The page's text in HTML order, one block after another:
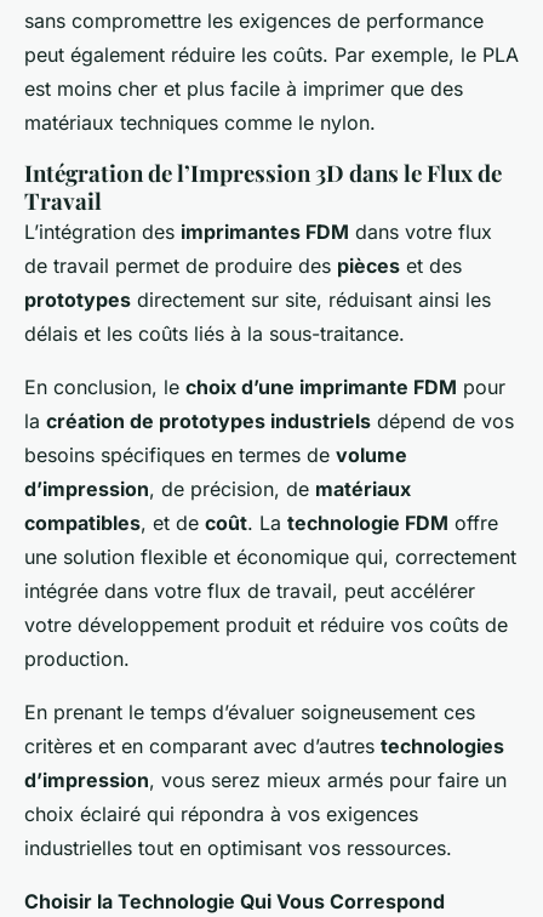
sans compromettre les exigences de performance
peut également réduire les coûts. Par exemple, le PLA
est moins cher et plus facile à imprimer que des
matériaux techniques comme le nylon.
Intégration de l’Impression 3D dans le Flux de
Travail
L’intégration des imprimantes FDM dans votre flux
de travail permet de produire des pièces et des
prototypes directement sur site, réduisant ainsi les
délais et les coûts liés à la sous-traitance.
En conclusion, le choix d’une imprimante FDM pour
la création de prototypes industriels dépend de vos
besoins spécifiques en termes de volume
d’impression, de précision, de matériaux
compatibles, et de coût. La technologie FDM offre
une solution flexible et économique qui, correctement
intégrée dans votre flux de travail, peut accélérer
votre développement produit et réduire vos coûts de
production.
En prenant le temps d’évaluer soigneusement ces
critères et en comparant avec d’autres technologies
d’impression, vous serez mieux armés pour faire un
choix éclairé qui répondra à vos exigences
industrielles tout en optimisant vos ressources.
Choisir la Technologie Qui Vous Correspond